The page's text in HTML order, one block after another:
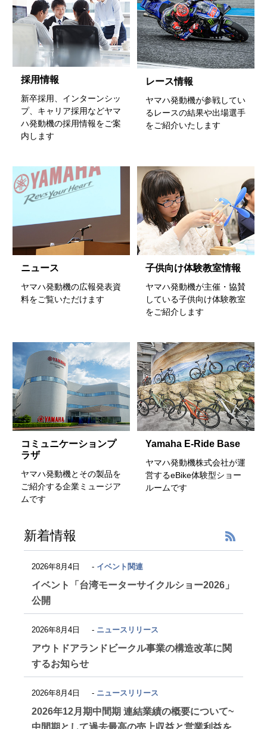
採用情報
新卒採用、インターンシッ
プ、キャリア採用などヤマ
ハ発動機の採用情報をご案
内します
レース情報
ヤマハ発動機が参戦してい
るレースの結果や出場選手
をご紹介いたします
ニュース
ヤマハ発動機の広報発表資
料をご覧いただけます
子供向け体験教室情報
ヤマハ発動機が主催・協賛
している子供向け体験教室
をご紹介します
コミュニケーションプ
ラザ
ヤマハ発動機とその製品を
ご紹介する企業ミュージア
ムです
Yamaha E-Ride Base
ヤマハ発動機株式会社が運
営するeBike体験型ショー
ルームです
新着情報
2026年8月4日 イベント関連
イベント「台湾モーターサイクルショー2026」
公開
2026年8月4日 ニュースリリース
アウトドアランドビークル事業の構造改革に関
するお知らせ
2026年8月4日 ニュースリリース
2026年12月期中間期 連結業績の概要について~
中間期として過去最高の売上収益と営業利益を